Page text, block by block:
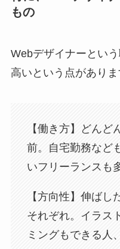
もの
Webデザイナーとい
高いという点がありま
【働き方】どんど
前。自宅勤務など
いフリーランスも
【方向性】伸ばし
それぞれ。イラス
ミングもできる人